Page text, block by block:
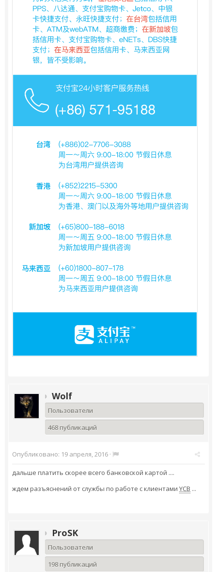
Wolf
Пользователи
468 публикаций
Опубликовано: 19 апреля, 2016 ·
дальше платить скорее всего банковской картой ....
ждем разъяснений от службы по работе с клиентами YCB ...
ProSK
Пользователи
198 публикаций